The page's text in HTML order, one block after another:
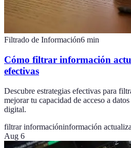
Filtrado de Información6 min
Cómo filtrar información
efectivas
Descubre estrategias efectivas para
mejorar tu capacidad de acceso a
digital.
filtrar informacióninformación
Aug 6